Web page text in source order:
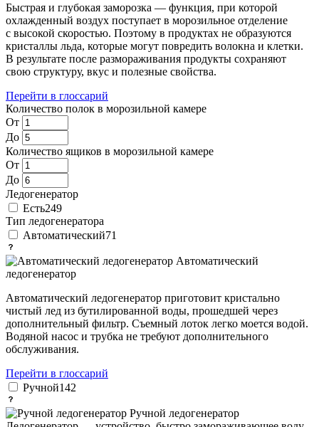
Быстрая и глубокая заморозка — функция, при которой
охлажденный воздух поступает в морозильное отделение
с высокой скоростью. Поэтому в продуктах не образуются
кристаллы льда, которые могут повредить волокна и клетки.
В результате после размораживания продукты сохраняют
свою структуру, вкус и полезные свойства.
Перейти в глоссарий
Количество полок в морозильной камере
От
До
Количество ящиков в морозильной камере
От
До
Ледогенератор
Есть249
Тип ледогенератора
Автоматический71
Автоматический
ледогенератор
Автоматический ледогенератор приготовит кристально
чистый лед из бутилированной воды, прошедшей через
дополнительный фильтр. Съемный лоток легко моется водой.
Водяной насос и трубка не требуют дополнительного
обслуживания.
Перейти в глоссарий
Ручной142
Ручной ледогенератор